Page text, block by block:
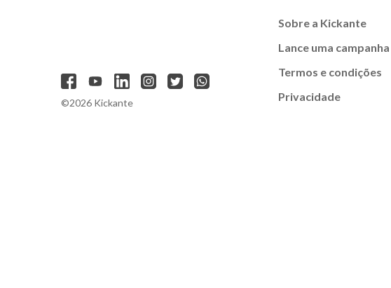
©2026 Kickante
Sobre a Kickante
Lance uma campanha
Termos e condições
Privacidade